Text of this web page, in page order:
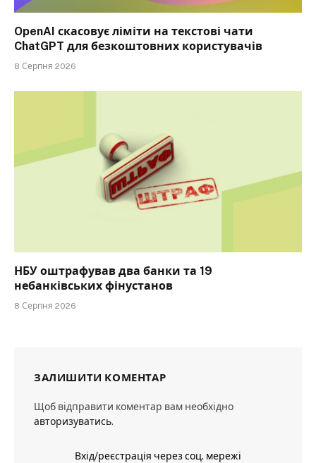
OpenAI скасовує ліміти на текстові чати
ChatGPT для безкоштовних користувачів
8 Серпня 2026
НБУ оштрафував два банки та 19
небанківських фінустанов
8 Серпня 2026
ЗАЛИШИТИ КОМЕНТАР
Щоб відправити коментар вам необхідно
авторизуватись.
Вхід/реєстрація через соц. мережі